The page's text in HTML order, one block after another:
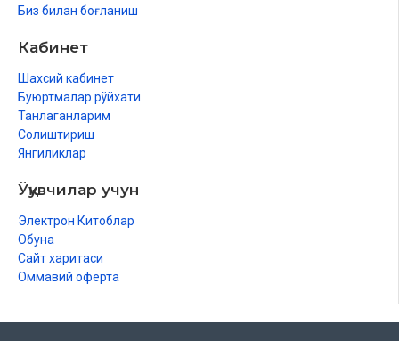
Биз билан боғланиш
Кабинет
Шахсий кабинет
Буюртмалар рўйхати
Танлаганларим
Солиштириш
Янгиликлар
Ўқувчилар учун
Электрон Китоблар
Обуна
Сайт харитаси
Оммавий оферта